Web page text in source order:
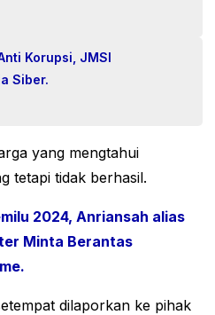
Korupsi, JMSI
Siber.
yang mengtahui
tetapi tidak berhasil.
2024, Anriansah alias
Minta Berantas
dilaporkan ke pihak